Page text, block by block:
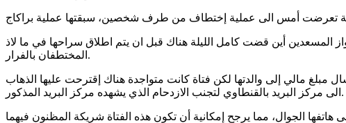
المسعدين أين قضت كامل الليلة هناك قبل ان يتم اطلاق سراحها في ما لاذ
المختطفان بالفرار.
مالي إلى والدتها لكن فتاة كانت متواجدة هناك إقترحت عليها الذهاب
الى مركز البريد بالقنطاوي لتجنب الازدحام الذي يشهده مركز البريد المذكور.